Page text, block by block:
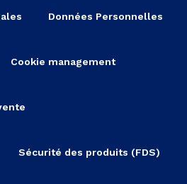
Données Personnelles
Cookie management
Sécurité des produits (FDS)